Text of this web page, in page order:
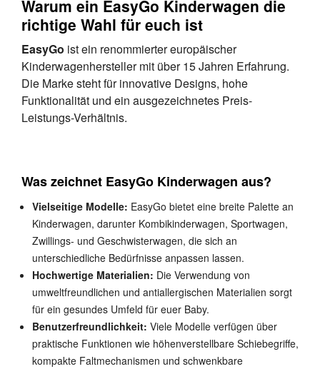
Warum ein EasyGo Kinderwagen die
richtige Wahl für euch ist
EasyGo ist ein renommierter europäischer
Kinderwagenhersteller mit über 15 Jahren Erfahrung.
Die Marke steht für innovative Designs, hohe
Funktionalität und ein ausgezeichnetes Preis-
Leistungs-Verhältnis.
Was zeichnet EasyGo Kinderwagen aus?
Vielseitige Modelle: EasyGo bietet eine breite Palette an
Kinderwagen, darunter Kombikinderwagen, Sportwagen,
Zwillings- und Geschwisterwagen, die sich an
unterschiedliche Bedürfnisse anpassen lassen.
Hochwertige Materialien: Die Verwendung von
umweltfreundlichen und antiallergischen Materialien sorgt
für ein gesundes Umfeld für euer Baby.
Benutzerfreundlichkeit: Viele Modelle verfügen über
praktische Funktionen wie höhenverstellbare Schiebegriffe,
kompakte Faltmechanismen und schwenkbare